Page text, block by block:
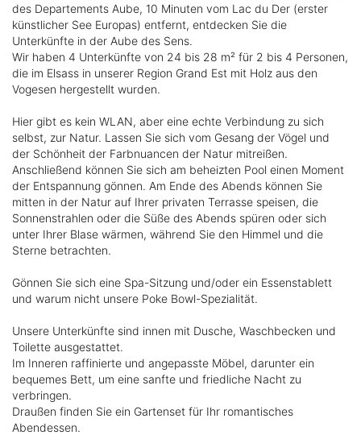
des Departements Aube, 10 Minuten vom Lac du Der (erster
künstlicher See Europas) entfernt, entdecken Sie die
Unterkünfte in der Aube des Sens.
Wir haben 4 Unterkünfte von 24 bis 28 m² für 2 bis 4 Personen,
die im Elsass in unserer Region Grand Est mit Holz aus den
Vogesen hergestellt wurden.
Hier gibt es kein WLAN, aber eine echte Verbindung zu sich
selbst, zur Natur. Lassen Sie sich vom Gesang der Vögel und
der Schönheit der Farbnuancen der Natur mitreißen.
Anschließend können Sie sich am beheizten Pool einen Moment
der Entspannung gönnen. Am Ende des Abends können Sie
mitten in der Natur auf Ihrer privaten Terrasse speisen, die
Sonnenstrahlen oder die Süße des Abends spüren oder sich
unter Ihrer Blase wärmen, während Sie den Himmel und die
Sterne betrachten.
Gönnen Sie sich eine Spa-Sitzung und/oder ein Essenstablett
und warum nicht unsere Poke Bowl-Spezialität.
Unsere Unterkünfte sind innen mit Dusche, Waschbecken und
Toilette ausgestattet.
Im Inneren raffinierte und angepasste Möbel, darunter ein
bequemes Bett, um eine sanfte und friedliche Nacht zu
verbringen.
Draußen finden Sie ein Gartenset für Ihr romantisches
Abendessen.